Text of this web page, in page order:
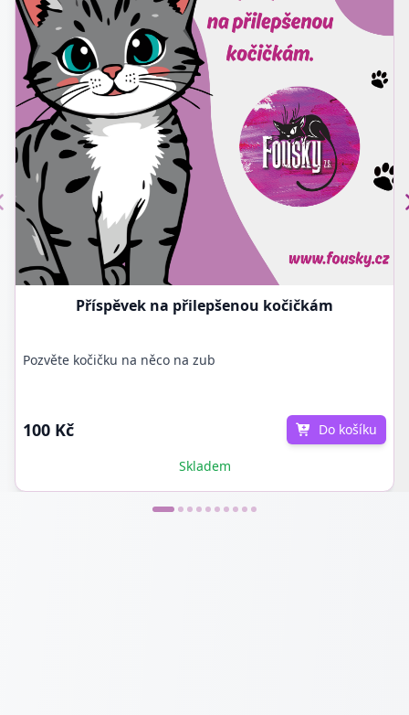
Příspěvek na přilepšenou kočičkám
Pozvěte kočičku na něco na zub
100 Kč Do košíku
Skladem